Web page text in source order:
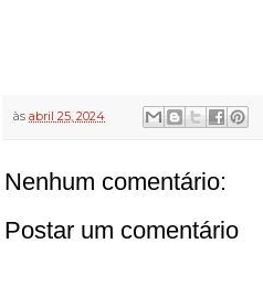
às abril 25, 2024
Nenhum comentário:
Postar um comentário